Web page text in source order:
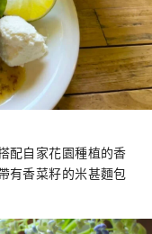
配自家花園種植的香
有香菜籽的米甚麵包